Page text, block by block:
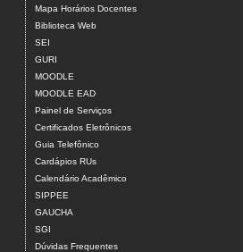
Mapa Horários Docentes
Biblioteca Web
SEI
GURI
MOODLE
MOODLE EAD
Painel de Serviços
Certificados Eletrônicos
Guia Telefônico
Cardápios RUs
Calendário Acadêmico
SIPPEE
GAUCHA
SGI
Dúvidas Frequentes